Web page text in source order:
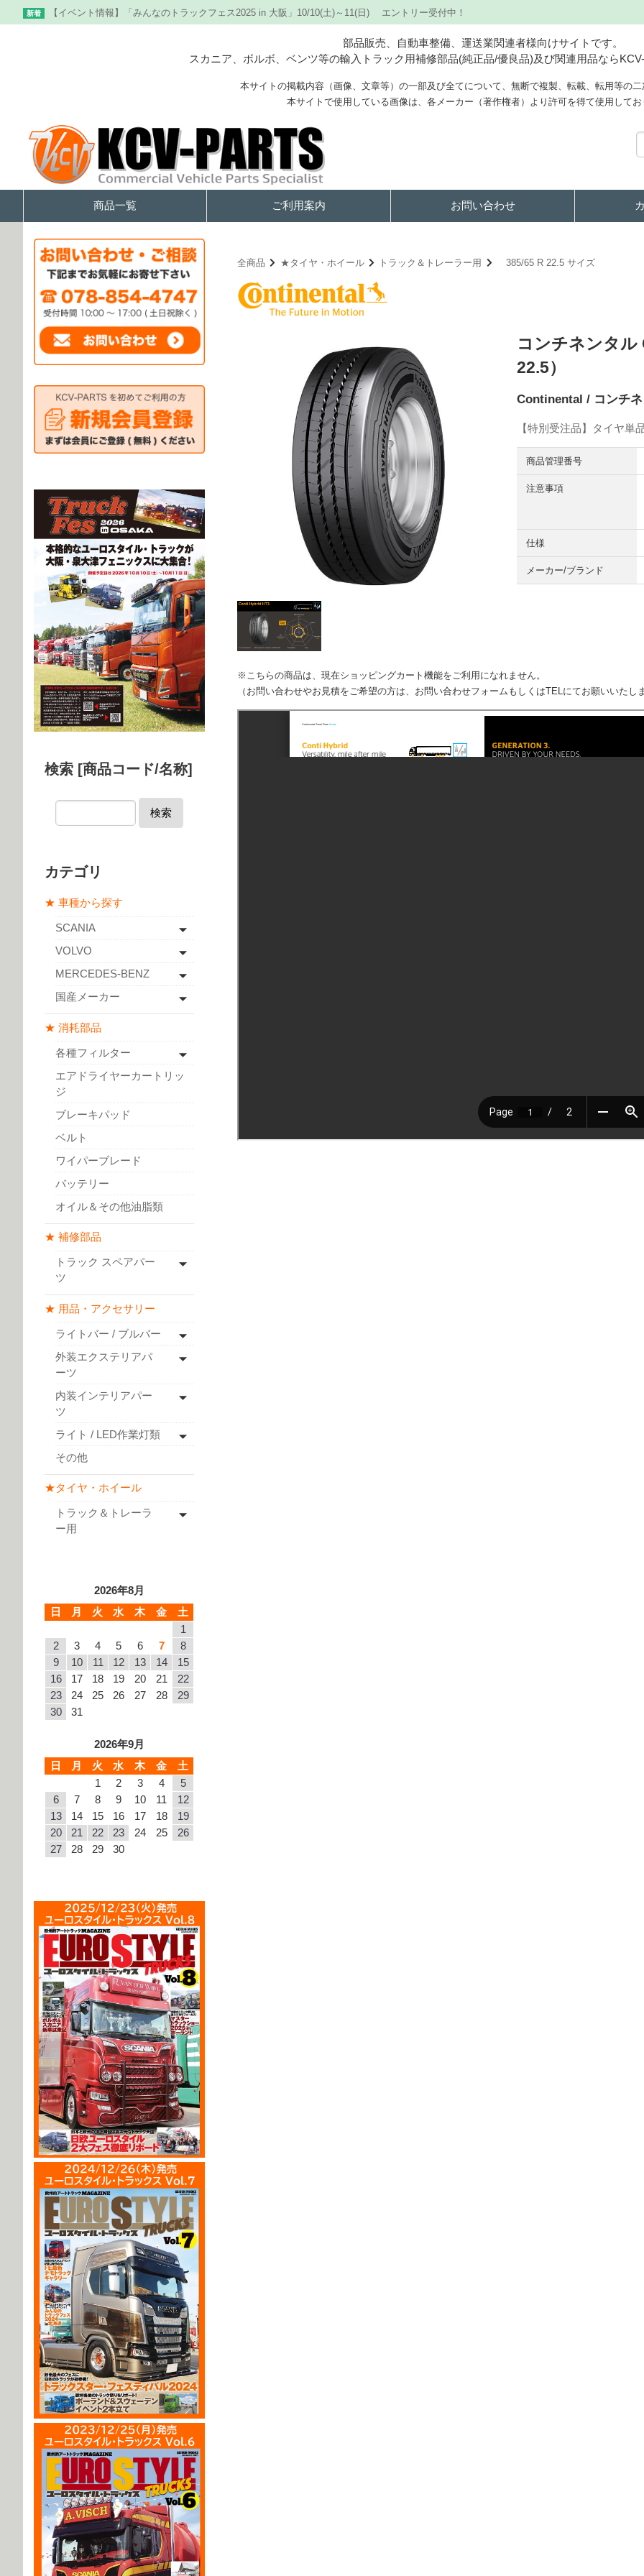
新着 【イベント情報】「みんなのトラックフェス2025 in 大阪」10/10(土)～11(日) エントリー受付中！
部品販売、自動車整備、運送業関連者様向けサイトです。
スカニア、ボルボ、ベンツ等の輸入トラック用補修部品(純正品/優良品)及び関連用品なら
本サイトの掲載内容（画像、文章等）の一部及び全てについて、無断で複製、転載、転用等の
本サイトで使用している画像は、各メーカー（著作権者）より許可を得て使用して
商品一覧 ご利用案内 お問い合わせ
全商品 ★タイヤ・ホイール トラック＆トレーラー用 385/65 R 22.5 サイズ
コンチネンタ
22.5）
Continental / コンチ
【特別受注品】タイヤ単
商品管理番号
注意事項
仕様
メーカー/ブランド
※こちらの商品は、現在ショッピングカート機能をご利用になれません。
（お問い合わせやお見積をご希望の方は、お問い合わせフォームもしくはTELにてお願いいたし
検索 [商品コード/名称]
検索
カテゴリ
★ 車種から探す
SCANIA
VOLVO
MERCEDES-BENZ
国産メーカー
★ 消耗部品
各種フィルター
エアドライヤーカートリッ
ジ
ブレーキパッド
ベルト
ワイパーブレード
バッテリー
オイル＆その他油脂類
★ 補修部品
トラック スペアパー
ツ
★ 用品・アクセサリー
ライトバー / ブルバー
外装エクステリアパ
ーツ
内装インテリアパー
ツ
ライト / LED作業灯類
その他
★タイヤ・ホイール
トラック＆トレーラ
ー用
2026年8月
日
月 火 水 木 金
土
1
2
3 4 5 6 7
8
9
10 11 12 13 14
15
16
17 18 19 20 21
22
23
24 25 26 27 28
29
30
31
2026年9月
日
月 火 水 木 金
土
1
2 3 4
5
6
7 8 9 10 11
12
13
14 15 16 17 18
19
20
21 22 23 24 25
26
27
28 29 30